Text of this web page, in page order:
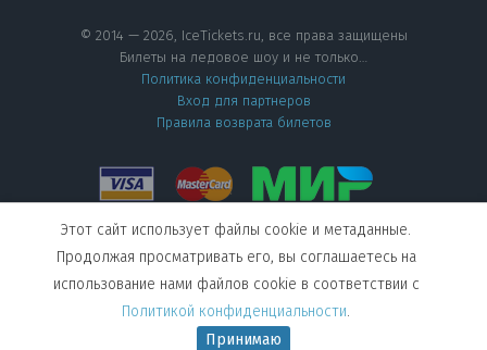
© 2014 — 2026, IceTickets.ru, все права защищены
Билеты на ледовое шоу и не только…
Политика конфиденциальности
Вход для партнеров
Правила возврата билетов
Мы в социальных сетях
Создание сайта—
студия Visual Web
Этот сайт использует файлы cookie и метаданные.
Продолжая просматривать его, вы соглашаетесь на
использование нами файлов cookie в соответствии с
Политикой конфиденциальности.
Принимаю